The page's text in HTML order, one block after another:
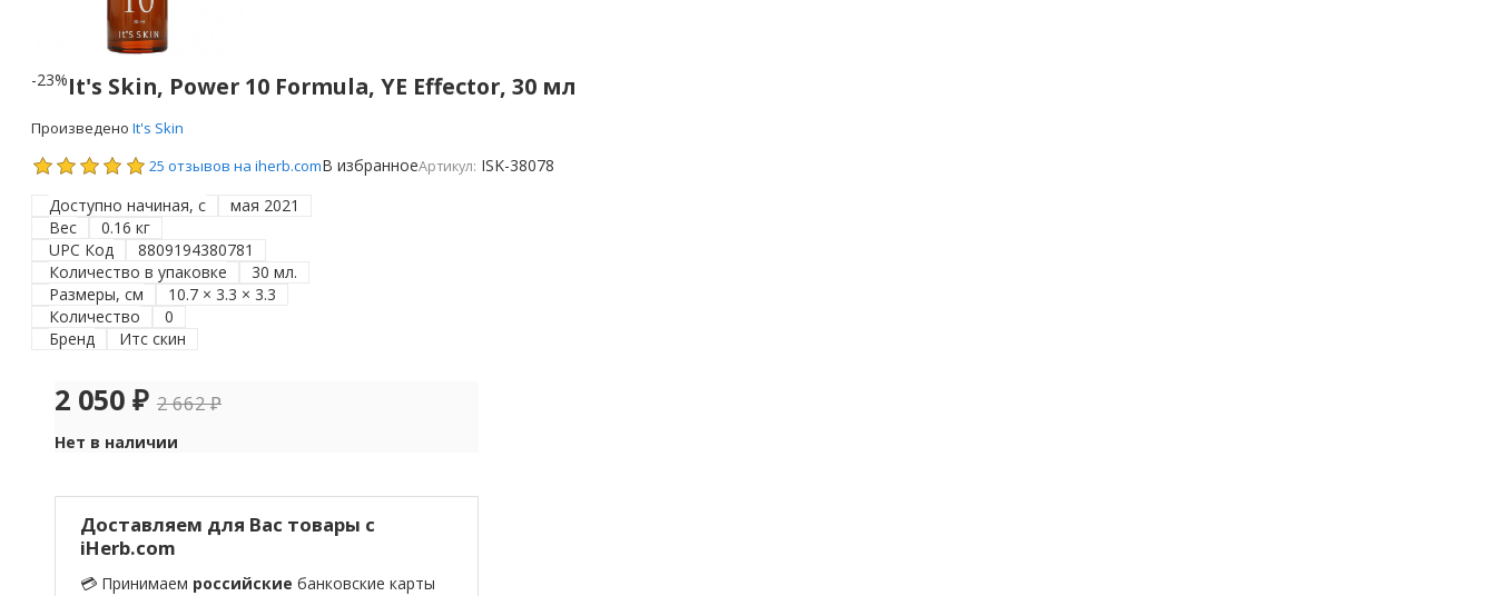
-23%It's Skin, Power 10 Formula, YE Effector, 30 мл
Произведено It's Skin
25 отзывов на iherb.comВ избранноеАртикул: ISK-38078
Доступно начиная, с
мая 2021
Вес
0.16 кг
UPC Код
8809194380781
Количество в упаковке
30 мл.
Размеры, см
10.7 × 3.3 × 3.3
Количество
0
Бренд
Итс скин
2 050 ₽ 2 662₽
Нет в наличии
Доставляем для Вас товары с
iHerb.com
💳 Принимаем российские банковские карты